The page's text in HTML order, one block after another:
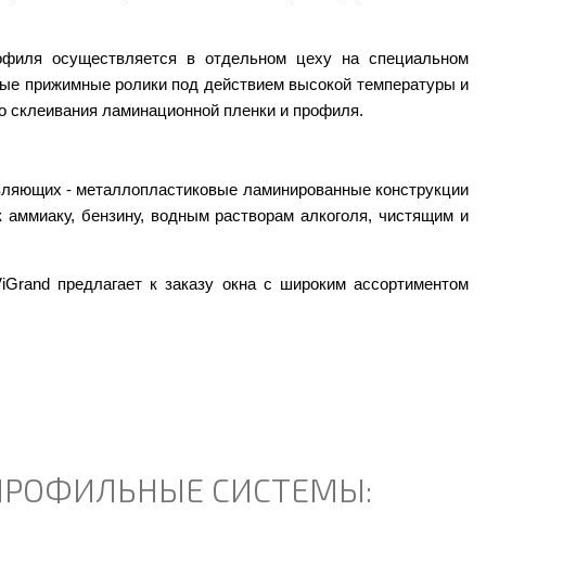
осуществляется в отдельном цеху на специальном
прижимные ролики под действием высокой температуры и
ламинационной пленки и профиля.
- металлопластиковые ламинированные конструкции
бензину, водным растворам алкоголя, чистящим и
предлагает к заказу окна с широким ассортиментом
СИСТЕМЫ: